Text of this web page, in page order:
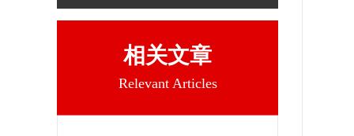
相关文章
Relevant Articles